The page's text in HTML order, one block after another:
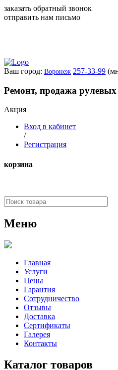
заказать обратный звонок
отправить нам письмо
Ваш город: Воронеж 257-33-99
Ремонт, продажа
Акция
Вход в кабинет
/
Регистрация
корзина
Меню
Главная
Услуги
Цены
Гарантия
Сотрудничество
Отзывы
Доставка
Сертификаты
Галерея
Контакты
Каталог товаров